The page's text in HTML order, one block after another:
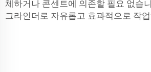
체하거나 콘센트에 의존할 필요 없습
그라인더로 자유롭고 효과적으로 작